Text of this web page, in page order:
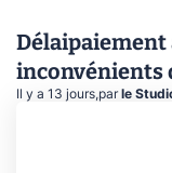
Délaipaiement
inconvénients
Il y a 13 jours,par le